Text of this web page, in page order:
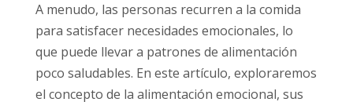
A menudo, las personas recurren a la comida
para satisfacer necesidades emocionales, lo
que puede llevar a patrones de alimentación
poco saludables. En este artículo, exploraremos
el concepto de la alimentación emocional, sus